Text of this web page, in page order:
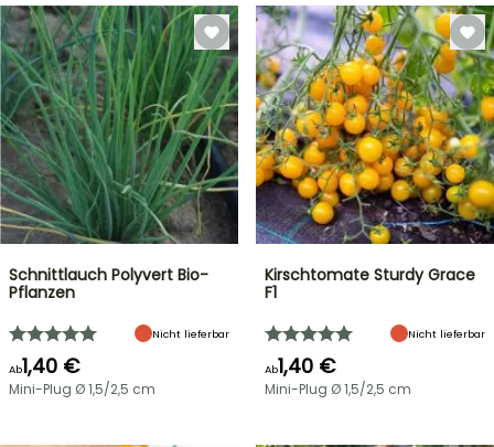
Schnittlauch Polyvert Bio-
Pflanzen
Nicht lieferbar
Ab1,40 €
Mini-Plug Ø 1,5/2,5 cm
Kirschtomate Sturdy Grace
F1
Nicht lieferbar
Ab1,40 €
Mini-Plug Ø 1,5/2,5 cm